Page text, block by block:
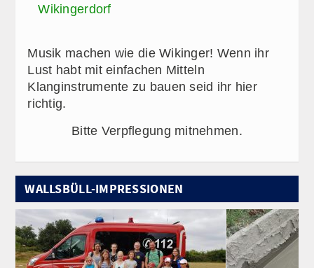
Wikingerdorf
Musik machen wie die Wikinger! Wenn ihr
Lust habt mit einfachen Mitteln
Klanginstrumente zu bauen seid ihr hier
richtig.
Bitte Verpflegung mitnehmen.
WALLSBÜLL-IMPRESSIONEN